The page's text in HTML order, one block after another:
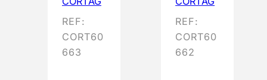
REF:
CORT60
663
REF:
CORT60
662